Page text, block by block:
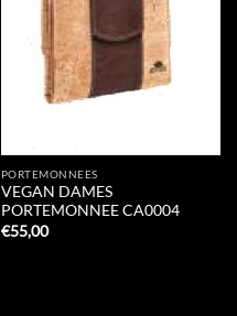
Wishlist
PORTEMONNEES
VEGAN DAMES
PORTEMONNEE CA0004
€55,00